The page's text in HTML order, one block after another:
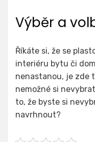
Výběr a
Říkáte si, že se
interiéru bytu či
nenastanou, je zde
nemožné si
to, že byste si
navrhnout?